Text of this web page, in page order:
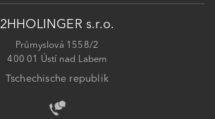
2HHOLINGER s.r.o.
Průmyslová 1558/2
400 01 Ústí nad Labem
Tschechische republik